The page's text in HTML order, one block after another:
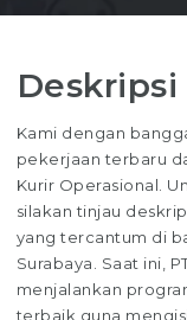
Kami dengan
pekerjaan terbaru
Kurir Operasional.
silakan tinjau
yang tercantum di
Surabaya. Saat ini,
menjalankan
terbaik guna